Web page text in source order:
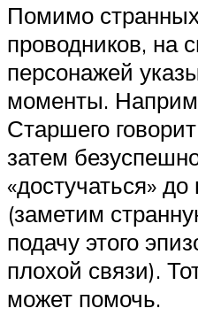
Помимо
проводников, на
персонажей
моменты.
Старшего
затем
«достучаться»
(заметим
подачу этого
плохой связи).
может помочь.